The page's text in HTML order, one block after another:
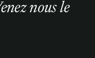
nous le